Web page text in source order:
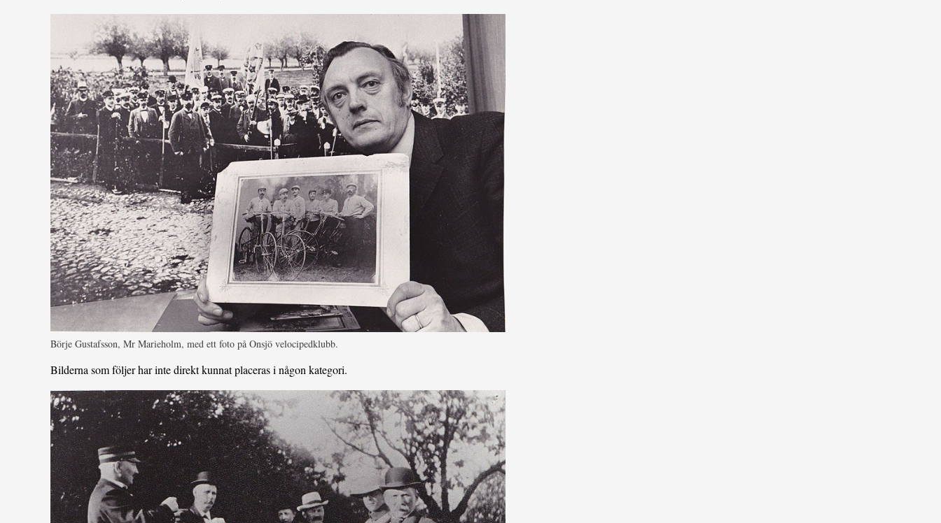
Börje Gustafsson, Mr Marieholm, med ett foto på Onsjö velocipedklubb.
Bilderna som följer har inte direkt kunnat placeras i någon kategori.